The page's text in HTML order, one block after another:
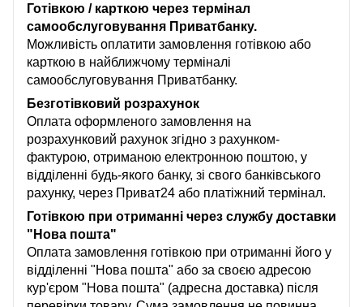
Готівкою / карткою через термінал
самообслуговування Приватбанку.
Можливість оплатити замовлення готівкою або
карткою в найближчому терміналі
самообслуговування Приватбанку.
Безготівковий розрахунок
Оплата оформленого замовлення на
розрахунковий рахунок згідно з рахунком-
фактурою, отриманою електронною поштою, у
відділенні будь-якого банку, зі свого банківського
рахунку, через Приват24 або платіжний термінал.
Готівкою при отриманні через службу доставки
"Нова пошта"
Оплата замовлення готівкою при отриманні його у
відділенні "Нова пошта" або за своєю адресою
кур'єром "Нова пошта" (адресна доставка) після